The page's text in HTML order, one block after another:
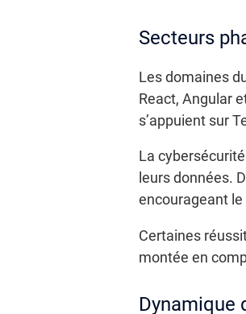
Secteurs
Les domaines
React, Angular
s’appuient sur
La
leurs données.
encourageant
Certaines
montée en
Dynamique